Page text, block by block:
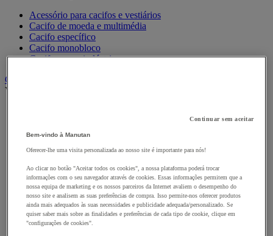
Acessório para cacifos e vestiários
Cacifo de moeda e multimédia
Cacifo específico
Cacifo monobloco
Cacifo para a indústria
Carro e reboque de movimentação industriais
Ver todas as categorias
Carro contentor
Carro de nível constante
Carro de plataformas
Carro dobrável
Carro eléctrico
Carro em fio de aço
Carro para caixas
Carro para carga comprida e volumosa
Continuar sem aceitar
Bem-vindo à Manutan
Oferecer-lhe uma visita personalizada ao nosso site é importante para nós!
Ao clicar no botão "Aceitar todos os cookies", a nossa plataforma poderá trocar
informações com o seu navegador através de cookies. Essas informações permitem que a
nossa equipa de marketing e os nossos parceiros da Internet avaliem o desempenho do
nosso site e analisem as suas preferências de compra. Isso permite-nos oferecer produtos
ainda mais adequados às suas necessidades e publicidade adequada/personalizado. Se
quiser saber mais sobre as finalidades e preferências de cada tipo de cookie, clique em
"configurações de cookies".